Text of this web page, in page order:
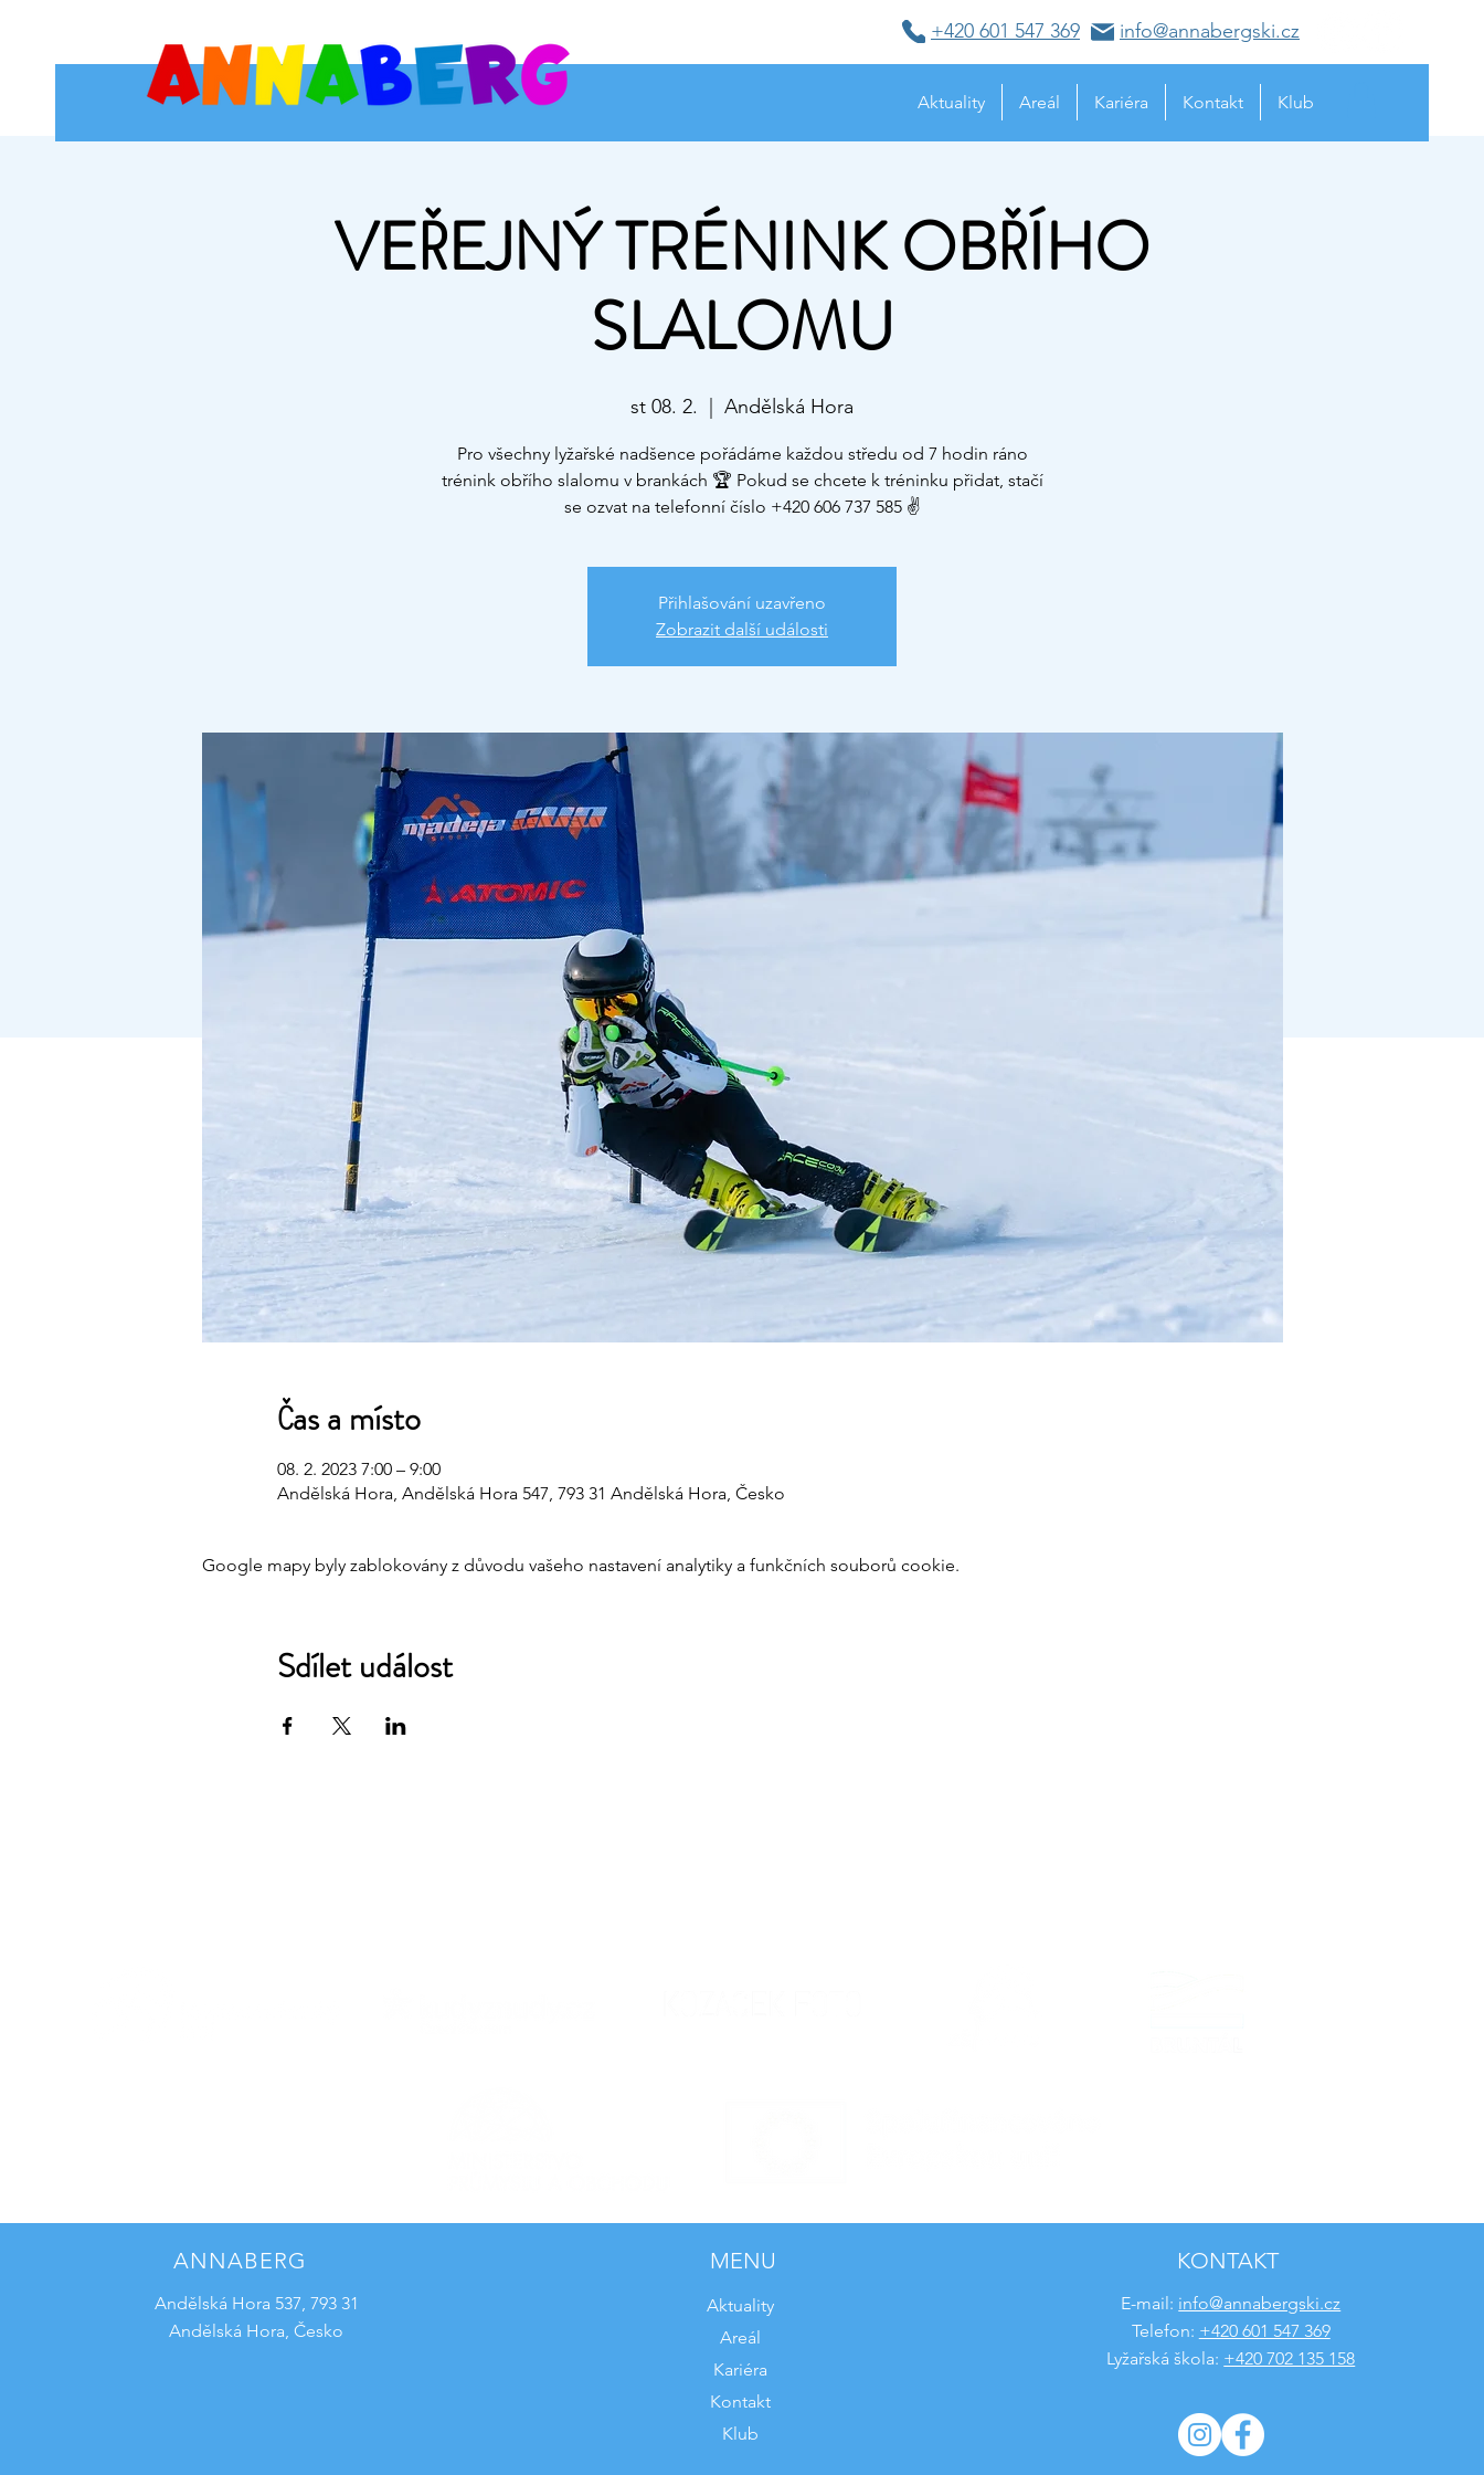
+420 601 547 369 info@annabergski.cz
Aktuality Areál Kariéra Kontakt Klub
VEŘEJNÝ TRÉNINK OBŘÍHO
SLALOMU
st 08. 2. Andělská Hora
Pro všechny lyžařské nadšence pořádáme každou středu od 7 hodin ráno
trénink obřího slalomu v brankách 🏆 Pokud se chcete k tréninku přidat, stačí
se ozvat na telefonní číslo +420 606 737 585 ✌
Přihlašování uzavřeno
Zobrazit další události
Čas a místo
08. 2. 2023 7:00 – 9:00
Andělská Hora, Andělská Hora 547, 793 31 Andělská Hora, Česko
Google mapy byly zablokovány z důvodu vašeho nastavení analytiky a funkčních souborů cookie.
Sdílet událost
ANNABERG
Andělská Hora 537, 793 31
Andělská Hora, Česko
MENU
Aktuality
Areál
Kariéra
Kontakt
Klub
KONTAKT
E-mail: info@annabergski.cz
Telefon: +420 601 547 369
Lyžařská škola: +420 702 135 158